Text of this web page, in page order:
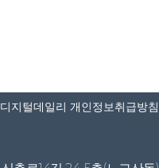
디지털데일리 개인정보취급방침